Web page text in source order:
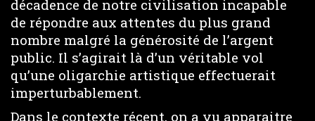
décadence de notre civilisation incapable
de répondre aux attentes du plus grand
nombre malgré la générosité de l’argent
public. Il s’agirait là d’un véritable vol
qu’une oligarchie artistique effectuerait
imperturbablement.
Dans le contexte récent, on a vu apparaitre